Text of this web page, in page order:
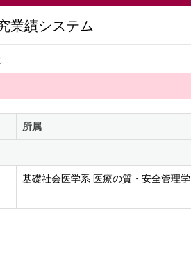
業績システム
所属
基礎社会医学系 医療の質・安全管理学